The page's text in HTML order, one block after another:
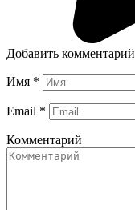
Добавить комментарий
Имя *
Email *
Комментарий